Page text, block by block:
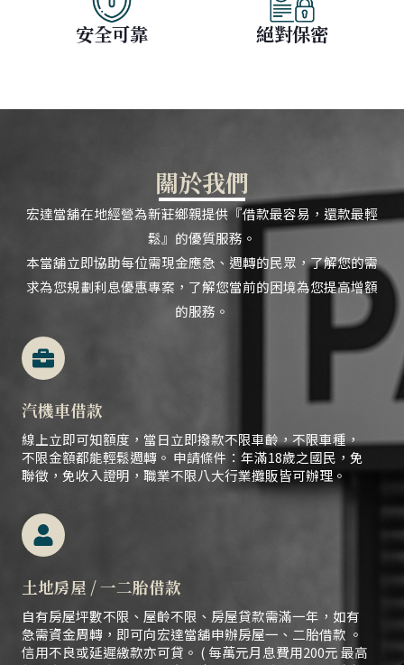
安全可靠 絕對保密
關於我們
宏達當舖在地經營為新莊鄉親提供『借款最容易，還款最輕
鬆』的優質服務。
本當舖立即協助每位需現金應急、 週轉的民眾，了解您的需
求為您規劃利息優惠專案，了解您當前的困境為您提高增額
的服務。
汽機車借款
線上立即可知額度，當日立即撥款不限車齡，不限車種，
不限金額都能輕鬆週轉。 申請條件：年滿18歲之國民，免
聯徵，免收入證明，職業不限八大行業攤販皆可辦理。
土地房屋 / 一二胎借款
自有房屋坪數不限、屋齡不限、房屋貸款需滿一年，如有
急需資金周轉，即可向宏達當舖申辦房屋一、二胎借款 。
信用不良或延遲繳款亦可貸。 ( 每萬元月息費用200元 最高